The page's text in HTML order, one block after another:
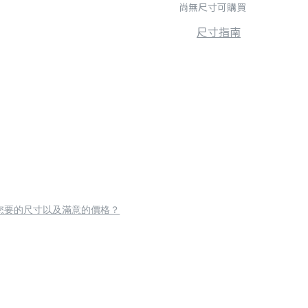
尚無尺寸可購買
尺寸指南
要的尺寸以及滿意的價格？